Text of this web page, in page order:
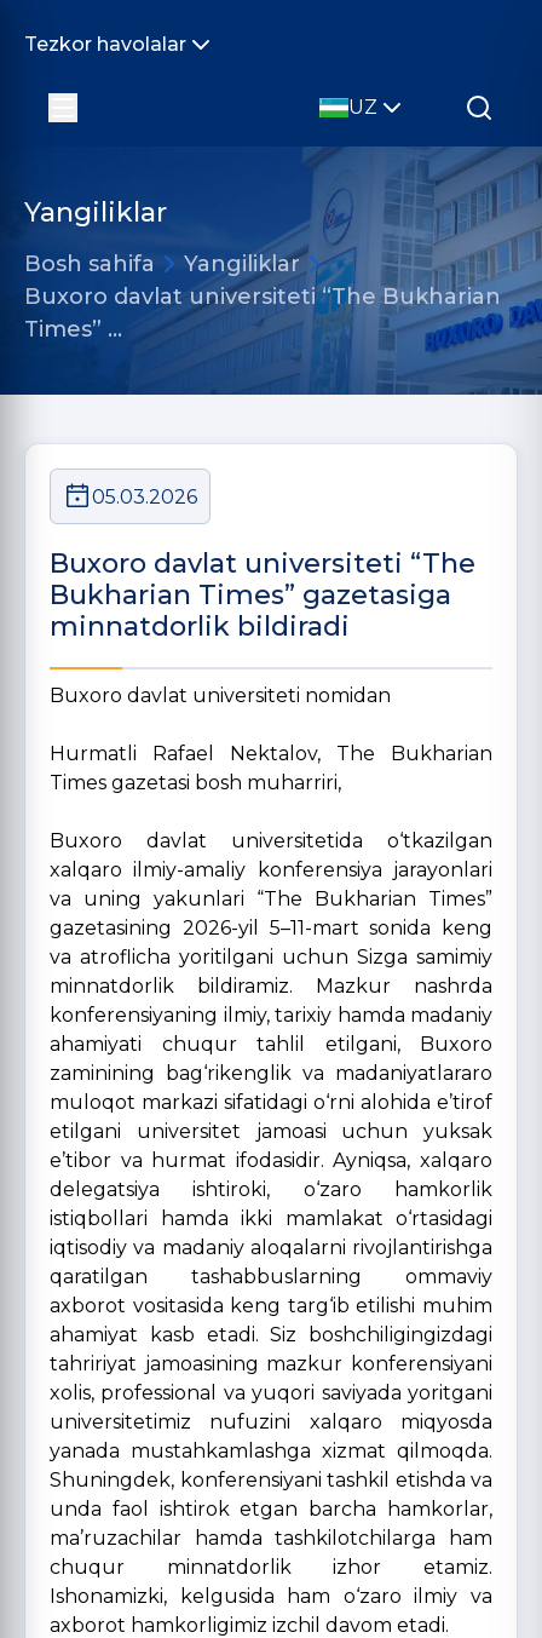
Tezkor havolalar
UZ
Yangiliklar
Bosh sahifa
Yangiliklar
Buxoro davlat universiteti “The Bukharian
Times” …
05.03.2026
Buxoro davlat universiteti “The
Bukharian Times” gazetasiga
minnatdorlik bildiradi
Buxoro davlat universiteti nomidan
Hurmatli Rafael Nektalov, The Bukharian
Times gazetasi bosh muharriri,
Buxoro davlat universitetida o‘tkazilgan
xalqaro ilmiy-amaliy konferensiya jarayonlari
va uning yakunlari “The Bukharian Times”
gazetasining 2026-yil 5–11-mart sonida keng
va atroflicha yoritilgani uchun Sizga samimiy
minnatdorlik bildiramiz. Mazkur nashrda
konferensiyaning ilmiy, tarixiy hamda madaniy
ahamiyati chuqur tahlil etilgani, Buxoro
zaminining bag‘rikenglik va madaniyatlararo
muloqot markazi sifatidagi o‘rni alohida e’tirof
etilgani universitet jamoasi uchun yuksak
e’tibor va hurmat ifodasidir. Ayniqsa, xalqaro
delegatsiya ishtiroki, o‘zaro hamkorlik
istiqbollari hamda ikki mamlakat o‘rtasidagi
iqtisodiy va madaniy aloqalarni rivojlantirishga
qaratilgan tashabbuslarning ommaviy
axborot vositasida keng targ‘ib etilishi muhim
ahamiyat kasb etadi. Siz boshchiligingizdagi
tahririyat jamoasining mazkur konferensiyani
xolis, professional va yuqori saviyada yoritgani
universitetimiz nufuzini xalqaro miqyosda
yanada mustahkamlashga xizmat qilmoqda.
Shuningdek, konferensiyani tashkil etishda va
unda faol ishtirok etgan barcha hamkorlar,
ma’ruzachilar hamda tashkilotchilarga ham
chuqur minnatdorlik izhor etamiz.
Ishonamizki, kelgusida ham o‘zaro ilmiy va
axborot hamkorligimiz izchil davom etadi.